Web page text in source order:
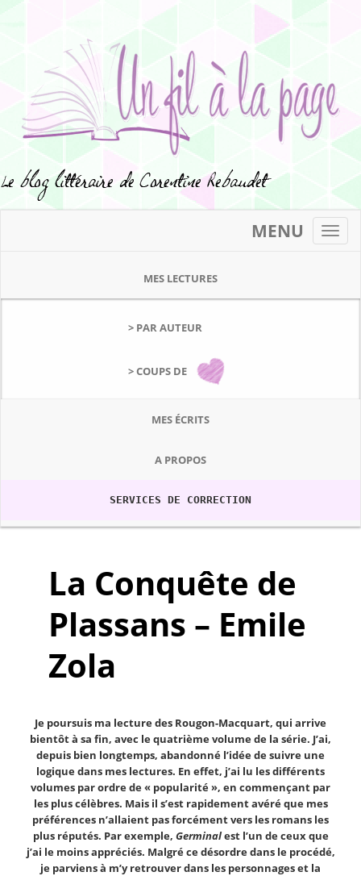
MENU
MES LECTURES
> PAR AUTEUR
> COUPS DE
MES ÉCRITS
A PROPOS
SERVICES DE CORRECTION
La Conquête de
Plassans – Emile
Zola
Je poursuis ma lecture des Rougon-Macquart, qui arrive
bientôt à sa fin, avec le quatrième volume de la série. J’ai,
depuis bien longtemps, abandonné l’idée de suivre une
logique dans mes lectures. En effet, j’ai lu les différents
volumes par ordre de « popularité », en commençant par
les plus célèbres. Mais il s’est rapidement avéré que mes
préférences n’allaient pas forcément vers les romans les
plus réputés. Par exemple, Germinalest l’un de ceux que
j’ai le moins appréciés. Malgré ce désordre dans le procédé,
je parviens à m’y retrouver dans les personnages et la